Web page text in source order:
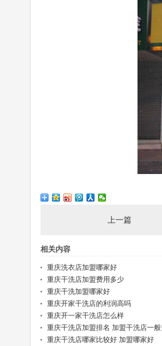
上一篇
相关内容
重庆洗衣店加盟哪家好
重庆干洗店加盟费用多少
重庆干洗加盟哪家好
重庆开家干洗店的利润高吗
重庆开一家干洗店怎么样
重庆干洗店加盟排名 加盟干洗店一般
重庆干洗店哪家比较好 加盟哪家好